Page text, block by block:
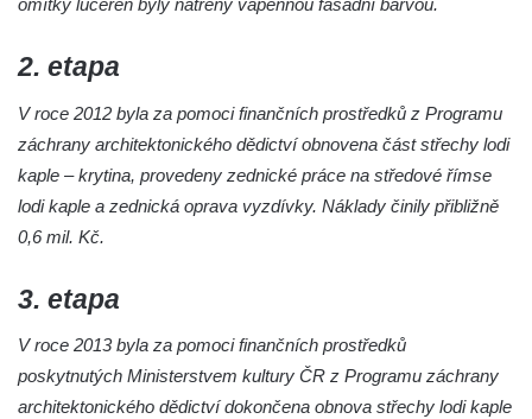
Kaple mezi Dolním Třebonínem a Horním
Třebonínem
Kaple v severní části Dolního Třebonína
Márnice na hřbitově v Rybniště
Kaple u kostela svatého Jiljí v Lužci nad
Vltavou
Vojkovic
Kostel Nanebevzetí Panny Marie v Hostíně
omítky luceren byly natřeny vápennou fasádní barvou.
2. etapa
V roce 2012 byla za pomoci finančních prostředků z Programu
záchrany architektonického dědictví obnovena část střechy lodi
kaple – krytina, provedeny zednické práce na středové římse
lodi kaple a zednická oprava vyzdívky. Náklady činily přibližně
0,6 mil. Kč.
3. etapa
V roce 2013 byla za pomoci finančních prostředků
poskytnutých Ministerstvem kultury ČR z Programu záchrany
architektonického dědictví dokončena obnova střechy lodi kaple